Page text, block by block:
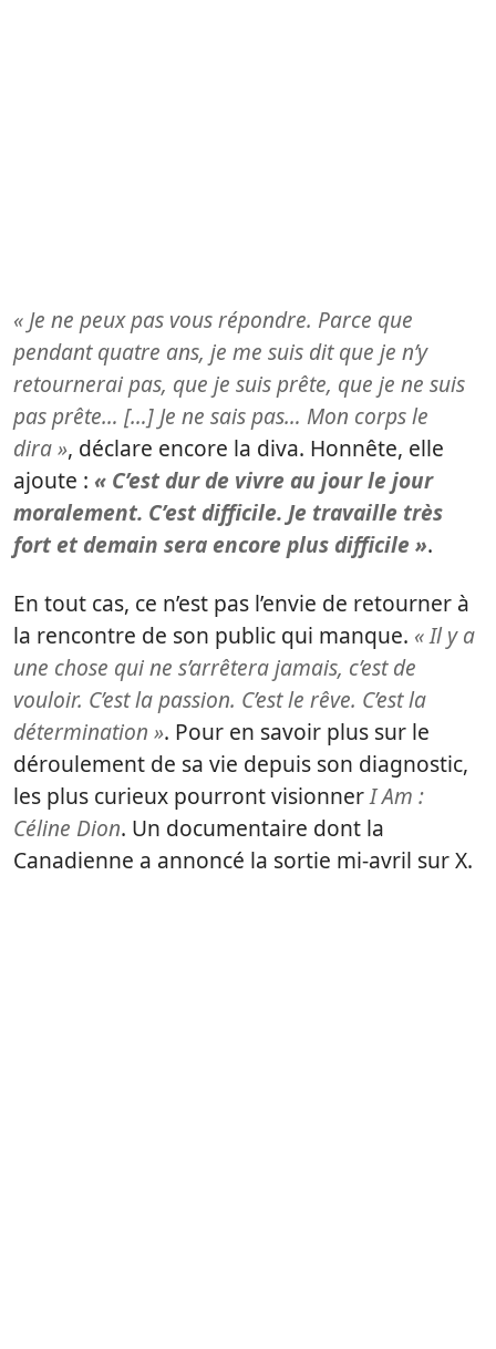
« Je ne peux pas vous répondre. Parce que
pendant quatre ans, je me suis dit que je n’y
retournerai pas, que je suis prête, que je ne suis
pas prête… […] Je ne sais pas… Mon corps le
dira », déclare encore la diva. Honnête, elle
ajoute : « C’est dur de vivre au jour le jour
moralement. C’est difficile. Je travaille très
fort et demain sera encore plus difficile ».
En tout cas, ce n’est pas l’envie de retourner à
la rencontre de son public qui manque. « Il y a
une chose qui ne s’arrêtera jamais, c’est de
vouloir. C’est la passion. C’est le rêve. C’est la
détermination ». Pour en savoir plus sur le
déroulement de sa vie depuis son diagnostic,
les plus curieux pourront visionnerI Am :
Céline Dion. Un documentaire dont la
Canadienne a annoncé la sortie mi-avril sur X.